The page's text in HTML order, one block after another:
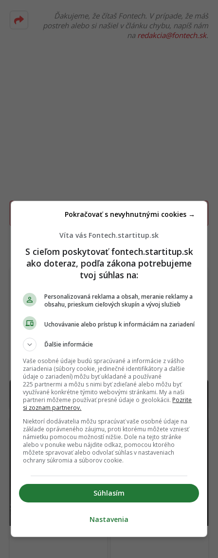
Ďakujeme, že čítaš Fontech. V prípade, že máš
postreh alebo si našiel v článku chybu, napíš nám
na redakcia@fontech.sk.
Poslať TIP redakcii na článok
TERAZ ČÍTAJÚ
Na Netflix dorazila geniálna novinka aj s
dabingom. Má aj slovenský rukopis
surovinový poklad za 152
miliárd dolárov. V ťažbe
roky mýlili. Pod jej
povrchom objavili
ešte nestretli
Víta vás Fontech.startitup.sk
S cieľom poskytovať fontech.startitup.sk
ako doteraz, podľa zákona potrebujeme
tvoj súhlas na:
Personalizovaná reklama a obsah, meranie reklamy a
obsahu, prieskum cieľových skupín a vývoj služieb
Uchovávanie alebo prístup k informáciám na zariadení
Ďalšie informácie
Vaše osobné údaje budú spracúvané a informácie z vášho
zariadenia (súbory cookie, jedinečné identifikátory a ďalšie
údaje o zariadení) môžu byť ukladané a používané
225 partnermi a môžu s nimi byť zdieľané alebo môžu byť
využívané konkrétne týmito webovými stránkami. My a naši
partneri môžeme používať presné údaje o geolokácii. Pozrite
si zoznam partnerov.
Niektorí dodávatelia môžu spracúvať vaše osobné údaje na
základe oprávneného záujmu, proti ktorému môžete vzniesť
námietku pomocou možností nižšie. Dole na tejto stránke
alebo v ponuke webu nájdite odkaz, pomocou ktorého
môžete spravovať alebo odvolať súhlas v nastaveniach
ochrany súkromia a súborov cookie.
Súhlasím
Pokračovať s nevyhnutnými cookies →
Nastavenia